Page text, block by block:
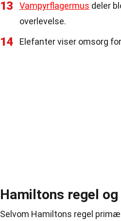
13 Vampyrflagermus deler
overlevelse.
14 Elefanter viser omsorg
Hamiltons regel
Selvom Hamiltons regel